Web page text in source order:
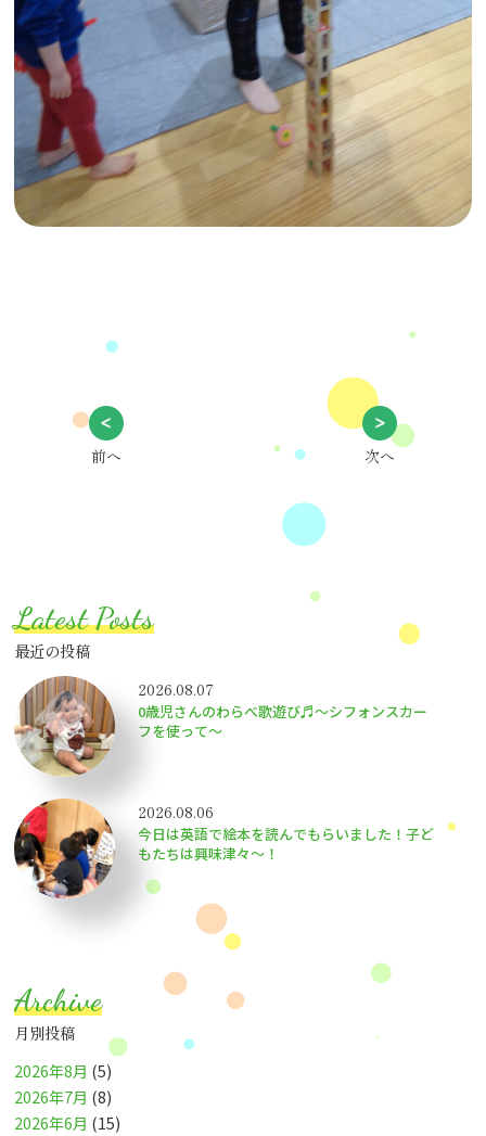
前へ 次へ
Latest Posts
最近の投稿
2026.08.07
0歳児さんのわらべ歌遊び♬～シフォンスカー
フを使って～
2026.08.06
今日は英語で絵本を読んでもらいました！子ど
もたちは興味津々〜！
Archive
月別投稿
2026年8月 (5)
2026年7月 (8)
2026年6月 (15)